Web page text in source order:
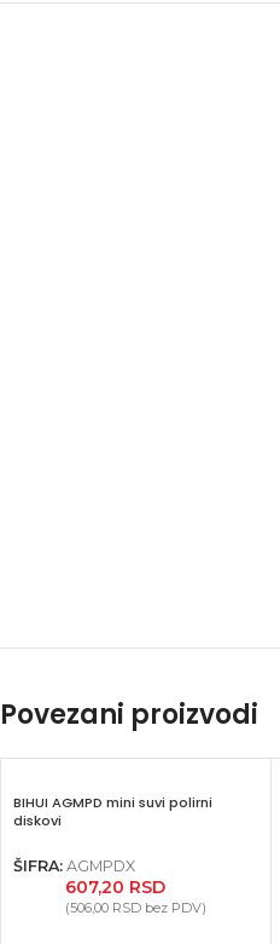
Povezani proizvodi
BIHUI AGMPD mini suvi polirni
diskovi
ŠIFRA: AGMPDX
607,20 RSD
(506,00 RSDbez PDV)
Facebook
Instagram